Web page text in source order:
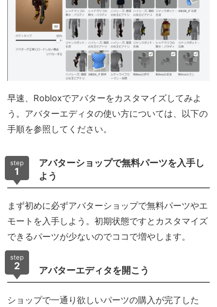
早速、Robloxでアバターをカスタマイズしてみよ
う。アバターエディタの使い方については、以下の
手順を参照してください。
step
1
アバターショップで無料パーツを入手し
よう
まず初めに必ずアバターショップで無料パーツやエ
モートを入手しよう。初期状態ですとカスタマイズ
できるパーツが少ないのでココで増やします。
step
2 アバターエディタを開こう
ショップで一通り欲しいパーツの購入が完了した